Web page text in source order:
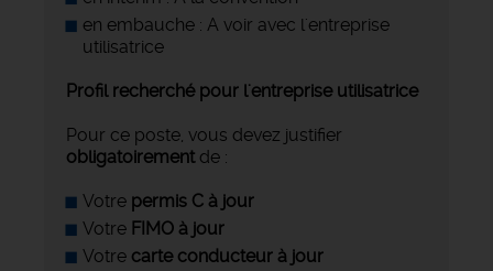
en embauche : A voir avec l'entreprise
utilisatrice
Profil recherché pour l'entreprise utilisatrice
Pour ce poste, vous devez justifier
obligatoirement de :
Votre permis C à jour
Votre FIMO à jour
Votre carte conducteur à jour